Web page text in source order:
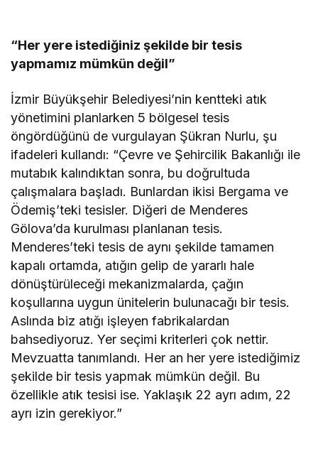
“Her yere istediğiniz şekilde bir tesis
yapmamız mümkün değil”
İzmir Büyükşehir Belediyesi’nin kentteki atık
yönetimini planlarken 5 bölgesel tesis
öngördüğünü de vurgulayan Şükran Nurlu, şu
ifadeleri kullandı: “Çevre ve Şehircilik Bakanlığı ile
mutabık kalındıktan sonra, bu doğrultuda
çalışmalara başladı. Bunlardan ikisi Bergama ve
Ödemiş’teki tesisler. Diğeri de Menderes
Gölova’da kurulması planlanan tesis.
Menderes’teki tesis de aynı şekilde tamamen
kapalı ortamda, atığın gelip de yararlı hale
dönüştürüleceği mekanizmalarda, çağın
koşullarına uygun ünitelerin bulunacağı bir tesis.
Aslında biz atığı işleyen fabrikalardan
bahsediyoruz. Yer seçimi kriterleri çok nettir.
Mevzuatta tanımlandı. Her an her yere istediğimiz
şekilde bir tesis yapmak mümkün değil. Bu
özellikle atık tesisi ise. Yaklaşık 22 ayrı adım, 22
ayrı izin gerekiyor.”